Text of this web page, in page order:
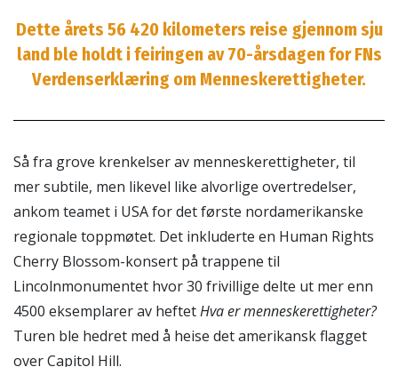
Dette årets 56 420 kilometers reise gjennom sju
land ble holdt i feiringen av 70-årsdagen for FNs
Verdenserklæring om Menneskerettigheter.
Så fra grove krenkelser av menneskerettigheter, til
mer subtile, men likevel like alvorlige overtredelser,
ankom teamet i USA for det første nordamerikanske
regionale toppmøtet. Det inkluderte en Human Rights
Cherry Blossom-konsert på trappene til
Lincolnmonumentet hvor 30 frivillige delte ut mer enn
4500 eksemplarer av heftetHva er menneskerettigheter?
Turen ble hedret med å heise det amerikansk flagget
over Capitol Hill.